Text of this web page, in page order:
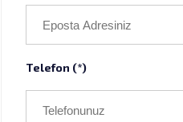
Telefon (*)